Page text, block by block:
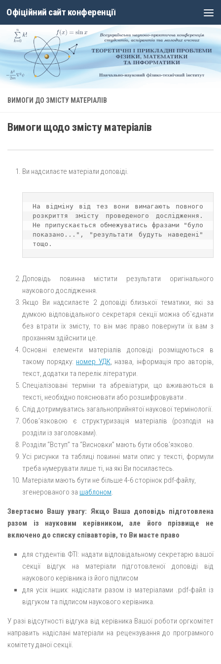
Skip to content
Офіційний сайт конференції
ВИМОГИ ДО ЗМІСТУ МАТЕРІАЛІВ
Вимоги щодо змісту матеріалів
Ви надсилаєте матеріали доповіді.
На відміну від тез вони вимагають повного
розкриття змісту проведеного дослідження.
Не припускається обмежуватись фразами "було
показано...", "результати будуть наведені"
тощо.
Доповідь повинна містити результати оригінального
наукового дослідження.
Якщо Ви надсилаєте 2 доповіді близької тематики, які за
думкою відповідального секретаря секції можна об`єднати
без втрати їх змісту, то він має право повернути їх вам з
проханням здійснити це.
Основні елементи матеріалів доповіді розміщуються в
такому порядку: номер УДК, назва, інформація про авторів,
текст, додатки та перелік літератури.
Спеціалізовані терміни та абревіатури, що вживаються в
тексті, необхідно пояснювати або розшифровувати .
Слід дотримуватись загальноприйнятої наукової термінології.
Обов’язковою є структуризація матеріалів (розподіл на
розділи із заголовками).
Розділи “Вступ” та “Висновки” мають бути обов’язково.
Усі рисунки та таблиці повинні мати опис у тексті, формули
треба нумерувати лише ті, на які Ви посилаєтесь.
Матеріали мають бути не більше 4-6 сторінок pdf-файлу,
згенерованого за шаблоном.
Звертаємо Вашу увагу: Якщо Ваша доповідь підготовлена
разом із науковим керівником, але його прізвище не
включено до списку співавторів, то Ви маєте право
для студентів ФТІ: надати відповідальному секретарю вашої
секції відгук на матеріали підготовленої доповіді від
наукового керівника із його підписом
для усіх інших: надіслати разом із матеріалами .pdf-файл із
відгуком та підписом наукового керівника.
У разі відсутності відгука від керівника Вашої роботи оргкомітет
направить надіслані матеріали на рецензування до програмного
комітету даної секції.